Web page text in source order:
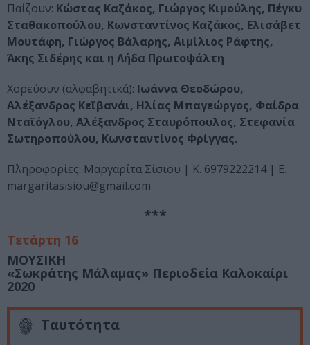
Παίζουν: Κώστας Καζάκος, Γιώργος Κιμούλης, Πέγκυ
Σταθακοπούλου, Κωνσταντίνος Καζάκος, Ελισάβετ
Μουτάφη, Γιώργος Βάλαρης, Αιμίλιος Ράφτης,
Άκης Σιδέρης και η Λήδα Πρωτοψάλτη
Χορεύουν (αλφαβητικά): Ιωάννα Θεοδώρου,
Αλέξανδρος Κεϊβανάι, Ηλίας Μπαγεώργος, Φαίδρα
Νταϊόγλου, Αλέξανδρος Σταυρόπουλος, Στεφανία
Σωτηροπούλου, Κωνσταντίνος Φρίγγας.
Πληροφορίες: Μαργαρίτα Σίσιου | Κ. 6979222214 | Ε.
margaritasisiou@gmail.com
***
Τετάρτη 16
ΜΟΥΣΙΚΗ
«Σωκράτης Μάλαμας» Περιοδεία Καλοκαίρι
2020
Ταυτότητα